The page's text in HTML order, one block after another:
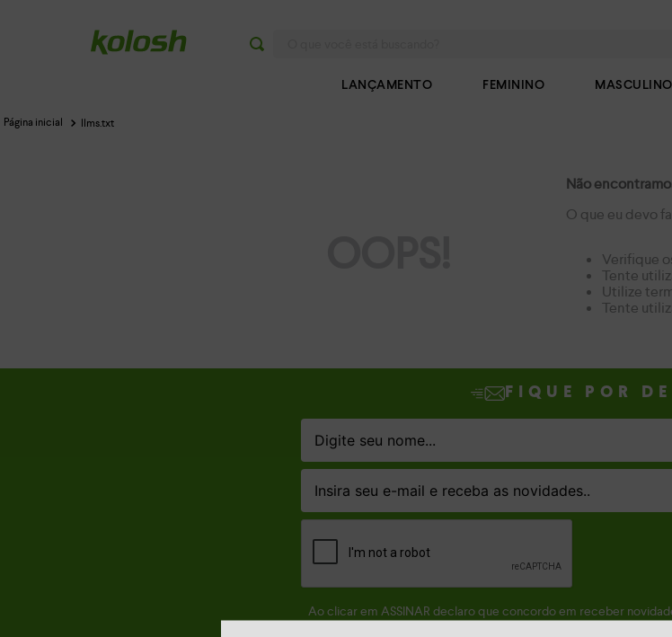
O que você está buscando?
LANÇAMENTO FEMININO MASCULINO
llms.txt
Não
O que eu devo
Verifique
Tente
Utilize
Tente
FIQUE POR
Ao clicar em ASSINAR declaro que concordo em receber